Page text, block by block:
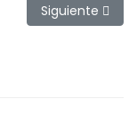
Artículo
Siguiente